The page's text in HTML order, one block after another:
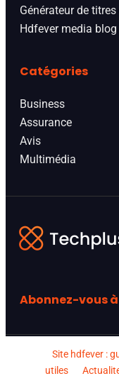
Générateur de
Hdfever media blog
Catégories
Business
Assurance
Avis
Multimédia
Abonnez-vous
Site hdfever :
utiles